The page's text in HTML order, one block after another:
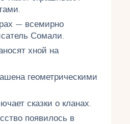
— всемирно
Сомали.
хной на
геометрическими
сказки о кланах.
появилось в